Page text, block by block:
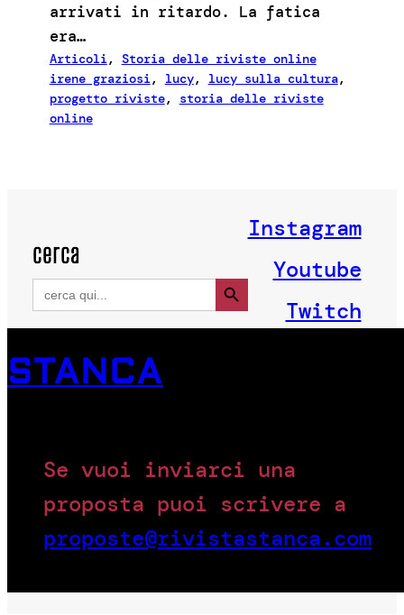
arrivati in ritardo. La fatica
era…
Articoli, Storia delle riviste online
irene graziosi, lucy, lucy sulla cultura
progetto riviste, storia delle riviste
online
cerca
Search
for:
Search Button
Instagram
Youtube
Twitch
STANCA
Se vuoi inviarci una
proposta puoi scrivere a
proposte@rivistastanca.com